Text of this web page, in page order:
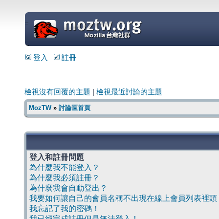
=
登入 註冊
檢視沒有回覆的主題 檢視最近討論的主題
MozTW» 討論區首頁
登入和註冊問題
為什麼我不能登入？
為什麼我必須註冊？
為什麼我會自動登出？
我要如何讓自己的會員名稱不出現在線上會員列表裡頭
我忘記了我的密碼！